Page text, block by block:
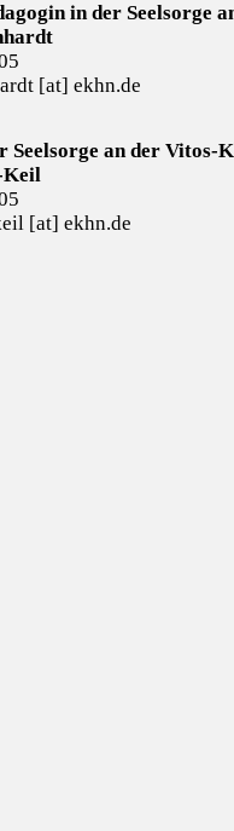
in der Seelsorge
[at] ekhn.de
Seelsorge an der Vitos-
Keil
[at] ekhn.de